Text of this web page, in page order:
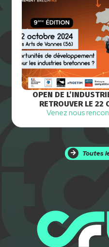
OPEN DE
RETROUVER LE 22
Venez nous
Toutes